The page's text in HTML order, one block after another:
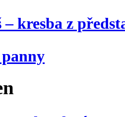
– kresba z